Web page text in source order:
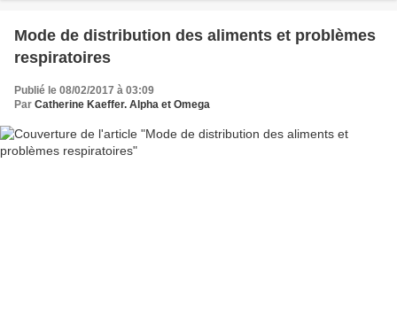
Mode de distribution des aliments et problèmes
respiratoires
Publié le 08/02/2017 à 03:09
Par Catherine Kaeffer. Alpha et Omega